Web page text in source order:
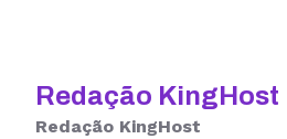
Redação KingHost
Redação KingHost